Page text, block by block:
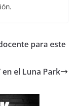
para este
en el Luna Park